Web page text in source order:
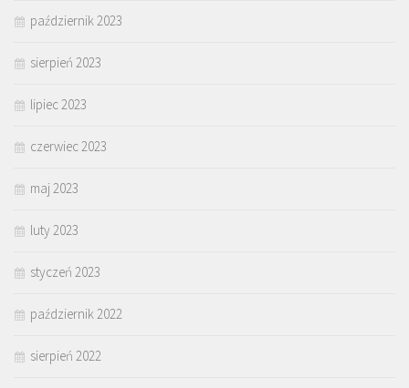
październik 2023
sierpień 2023
lipiec 2023
czerwiec 2023
maj 2023
luty 2023
styczeń 2023
październik 2022
sierpień 2022